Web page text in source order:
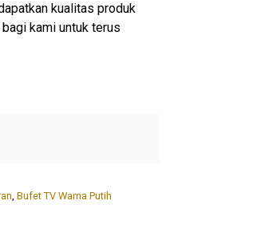
kualitas produk
kami untuk terus
, Bufet TV Warna Putih